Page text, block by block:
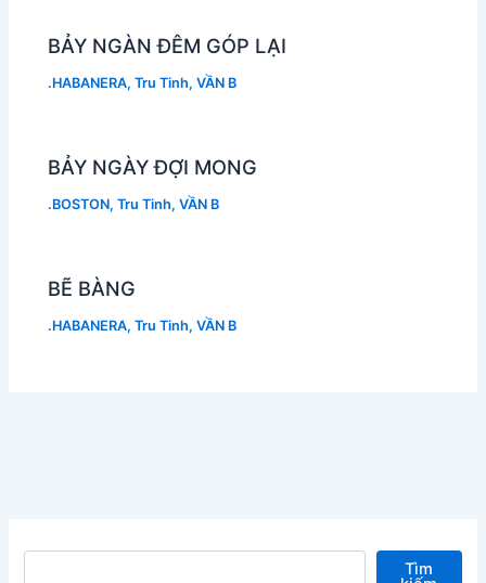
BẢY NGÀN ĐÊM GÓP LẠI
.HABANERA,Tru Tinh,VẦN B
BẢY NGÀY ĐỢI MONG
.BOSTON,Tru Tinh,VẦN B
BẼ BÀNG
.HABANERA,Tru Tinh,VẦN B
Tìm kiếm Tìm